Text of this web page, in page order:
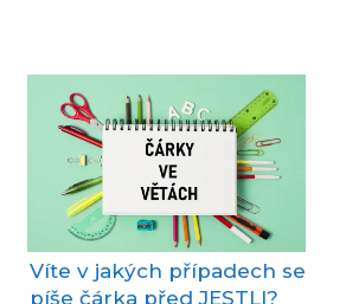
Víte v jakých případech se
píše čárka před JESTLI?